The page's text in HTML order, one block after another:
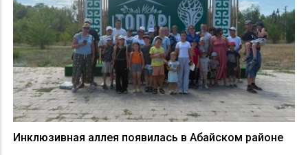
Инклюзивная аллея появилась в Абайском районе